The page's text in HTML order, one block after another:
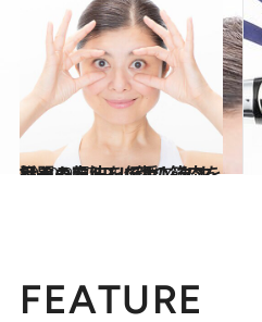
2020.9.27
話題の顔トレでカンタン目ヂカラUP！ 顔の筋肉を鍛える方法を伝授します
ビューティ＆ヘルス
FEATURE